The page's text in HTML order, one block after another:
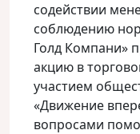
содействии
соблюдению
Голд Компани»
акцию в
участием
«Движение
вопросами